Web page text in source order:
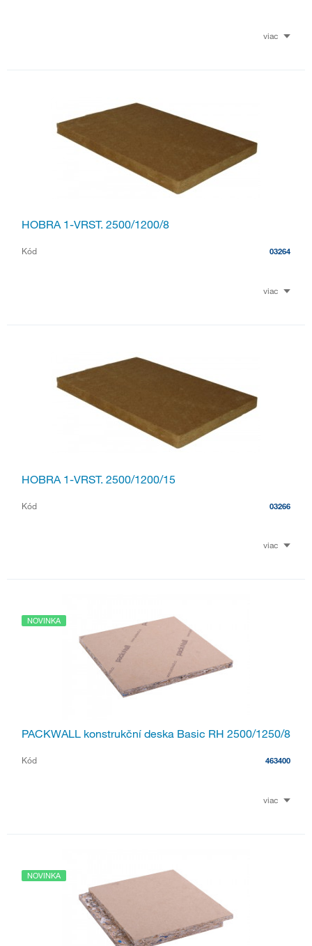
viac
HOBRA 1-VRST. 2500/1200/8
Kód 03264
viac
HOBRA 1-VRST. 2500/1200/15
Kód 03266
viac
NOVINKA
PACKWALL konstrukční deska Basic RH 2500/1250/8
Kód 463400
viac
NOVINKA